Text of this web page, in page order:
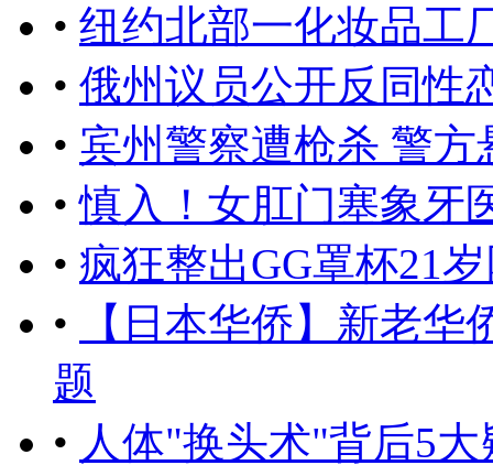
• 纽约北部一化妆品工
• 俄州议员公开反同性
• 宾州警察遭枪杀 警方
•慎入！女肛门塞象牙
• 疯狂整出GG罩杯21
•
【日本华侨】新老
题
• 人体"换头术"背后5